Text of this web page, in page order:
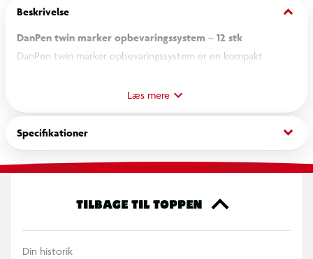
Beskrivelse keyboard_arrow_down
DanPen twin marker opbevaringssystem – 12 stk
DanPen twin marker opbevaringssystem er en kompakt
udviklet til twin markers og lignende tusser, hvor horisontal
opbevaring giver et bedre overblik og sikrer ensartet
blækfordeling under brug. Systemet gør det nemt at holde
styr på farver og have tusserne inden for rækkevidde.
Horisontal placering – holder tusserne liggende for stabil
Læs mere
Specifikationer keyboard_arrow_down
TILBAGE TIL TOPPEN
Din historik